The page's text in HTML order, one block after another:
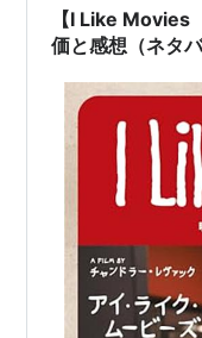
【I Like
価と感想（ネタ